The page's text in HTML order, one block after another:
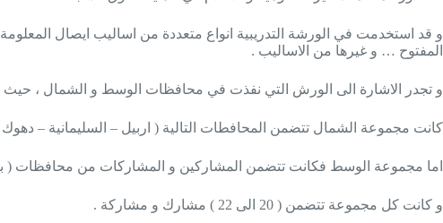
و قد استخدمت في الورشة التدريبية انواع متعددة من اساليب ايصال
المفتوح … و غيرها من الاساليب .
و تجدر الاشارة الى الورش التي نفذت في محافظات الوسط و الشمال ،
كانت مجموعة الشمال تتضمن المحافطات التالية ( اربيل – السليمانية –
اما مجموعة الوسط فكانت تتضمن المشاركين و المشاركات من محافظات (
و كانت كل مجموعة تتضمن ( 20 الى 22 ) مشارك و مشاركة .